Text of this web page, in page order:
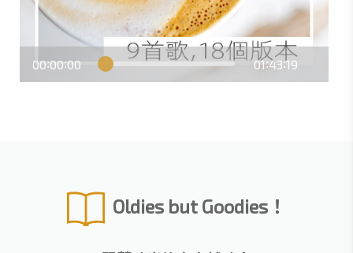
00:00:00 01:43:19
Oldies but Goodies！